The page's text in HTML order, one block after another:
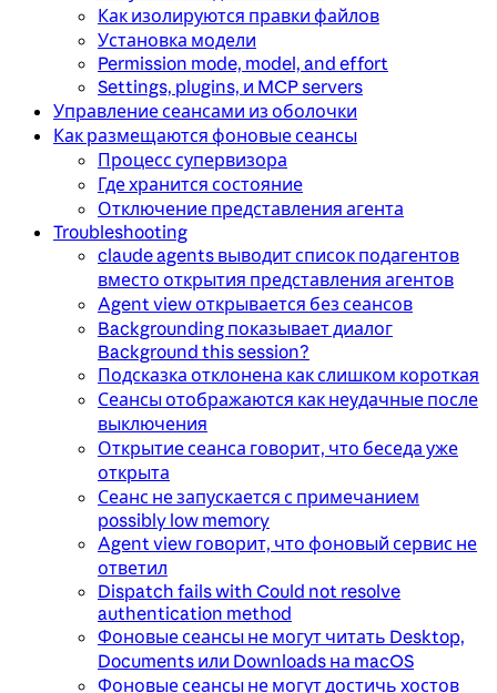
Как изолируются правки файлов
Установка модели
Permission mode, model, and effort
Settings, plugins, и MCP servers
Управление сеансами из оболочки
Как размещаются фоновые сеансы
Процесс супервизора
Где хранится состояние
Отключение представления агента
Troubleshooting
claude agents выводит список подагентов
вместо открытия представления агентов
Agent view открывается без сеансов
Backgrounding показывает диалог
Background this session?
Подсказка отклонена как слишком короткая
Сеансы отображаются как неудачные после
выключения
Открытие сеанса говорит, что беседа уже
открыта
Сеанс не запускается с примечанием
possibly low memory
Agent view говорит, что фоновый сервис не
ответил
Dispatch fails with Could not resolve
authentication method
Фоновые сеансы не могут читать Desktop,
Documents или Downloads на macOS
Фоновые сеансы не могут достичь хостов